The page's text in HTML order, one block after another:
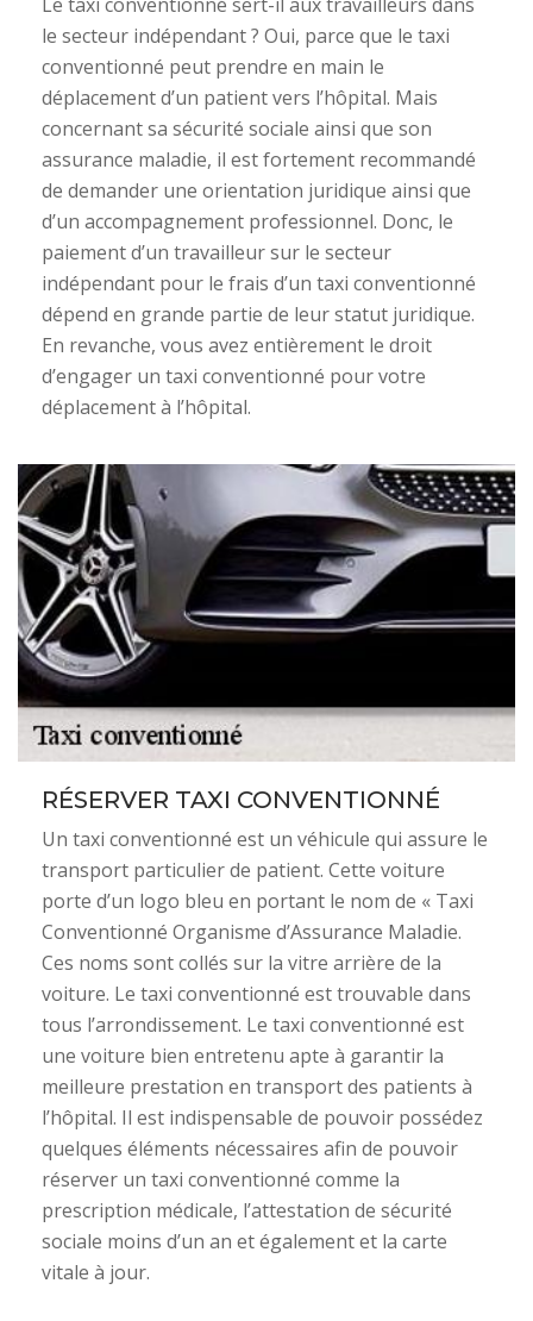
le secteur indépendant ? Oui, parce que le taxi
conventionné peut prendre en main le
déplacement d’un patient vers l’hôpital. Mais
concernant sa sécurité sociale ainsi que son
assurance maladie, il est fortement recommandé
de demander une orientation juridique ainsi que
d’un accompagnement professionnel. Donc, le
paiement d’un travailleur sur le secteur
indépendant pour le frais d’un taxi conventionné
dépend en grande partie de leur statut juridique.
En revanche, vous avez entièrement le droit
d’engager un taxi conventionné pour votre
déplacement à l’hôpital.
RÉSERVER TAXI CONVENTIONNÉ
Un taxi conventionné est un véhicule qui assure le
transport particulier de patient. Cette voiture
porte d’un logo bleu en portant le nom de « Taxi
Conventionné Organisme d’Assurance Maladie.
Ces noms sont collés sur la vitre arrière de la
voiture. Le taxi conventionné est trouvable dans
tous l’arrondissement. Le taxi conventionné est
une voiture bien entretenu apte à garantir la
meilleure prestation en transport des patients à
l’hôpital. Il est indispensable de pouvoir possédez
quelques éléments nécessaires afin de pouvoir
réserver un taxi conventionné comme la
prescription médicale, l’attestation de sécurité
sociale moins d’un an et également et la carte
vitale à jour.